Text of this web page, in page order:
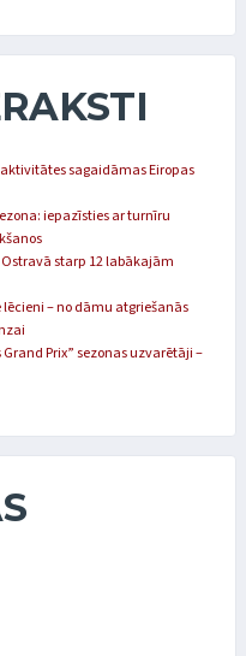
sagaidāmas Eiropas
iepazīsties ar turnīru
starp 12 labākajām
– no dāmu atgriešanās
Prix” sezonas uzvarētāji –